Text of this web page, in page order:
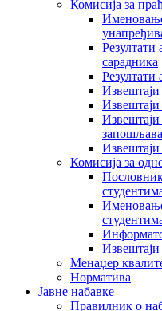
Комисија за
Резултати
сарадника
Извештаји
Извештаји
Комисија за
Извештаји
Менаџер
Норматива
Јавне набавке
Правилник о